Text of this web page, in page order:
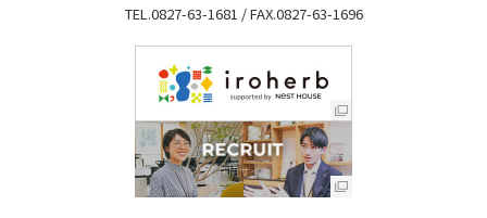
TEL.0827-63-1681 / FAX.0827-63-1696